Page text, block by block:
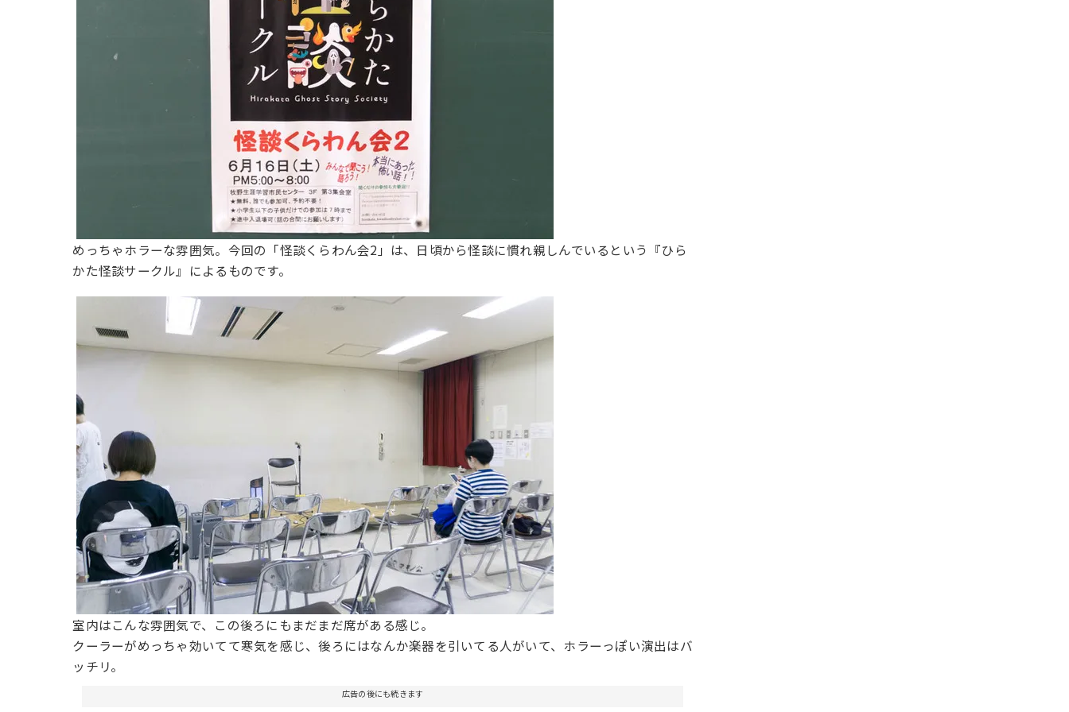
めっちゃホラーな雰囲気。今回の「怪談くらわん会2」は、日頃から怪談に慣れ親しんでいるという『ひら
かた怪談サークル』によるものです。
室内はこんな雰囲気で、この後ろにもまだまだ席がある感じ。
クーラーがめっちゃ効いてて寒気を感じ、後ろにはなんか楽器を引いてる人がいて、ホラーっぽい演出はバ
ッチリ。
広告の後にも続きます